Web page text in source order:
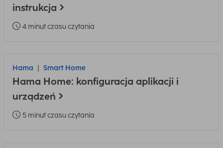
instrukcja
4 minut czasu czytania
Hama Smart Home
Hama Home: konfiguracja aplikacji i
urządzeń
5 minut czasu czytania